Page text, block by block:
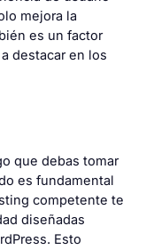
mejora la
es un factor
destacar en los
que debas tomar
es fundamental
competente te
diseñadas
Esto